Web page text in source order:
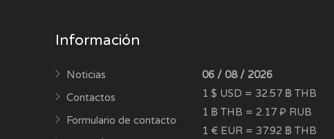
Información
Noticias
Contactos
Formulario de contacto
06 / 08 / 2026
1 $ USD = 32.57 ฿ THB
1 ฿ THB = 2.17 ₽ RUB
1 € EUR = 37.92 ฿ THB